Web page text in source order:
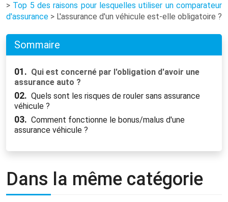
> Top 5 des raisons pour lesquelles utiliser un comparateur
d'assurance > L'assurance d'un véhicule est-elle obligatoire ?
Sommaire
01. Qui est concerné par l'obligation d'avoir une
assurance auto ?
02. Quels sont les risques de rouler sans assurance
véhicule ?
03. Comment fonctionne le bonus/malus d'une
assurance véhicule ?
Dans la même catégorie